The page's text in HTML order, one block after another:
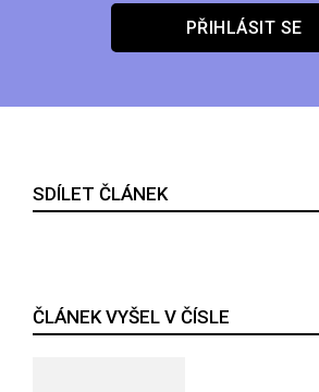
PŘIHLÁSIT SE
SDÍLET ČLÁNEK
ČLÁNEK VYŠEL V ČÍSLE